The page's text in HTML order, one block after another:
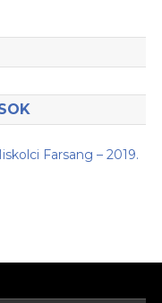
Farsang – 2019.